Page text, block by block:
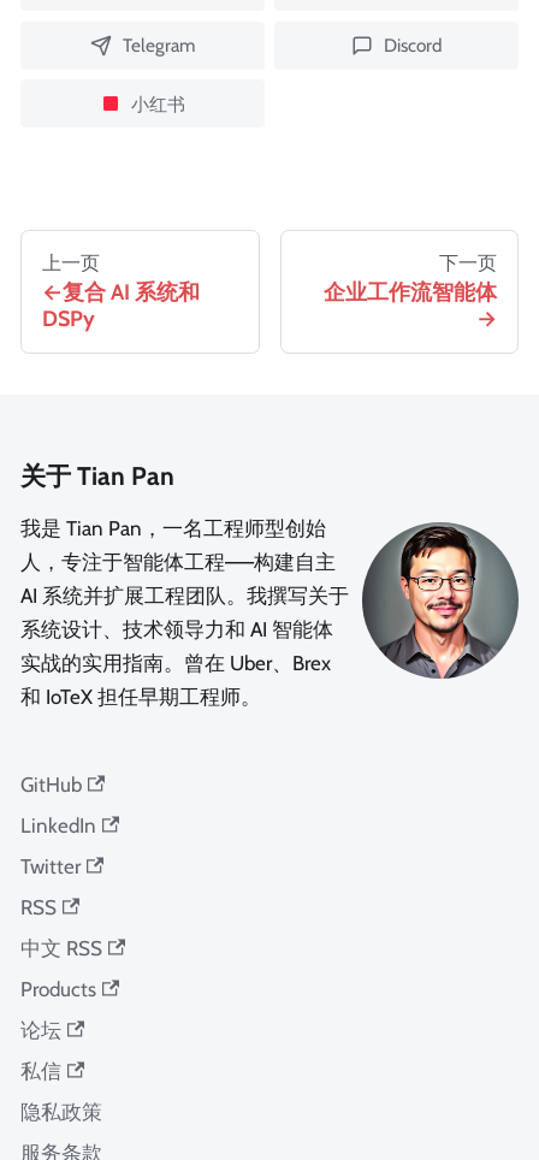
Telegram Discord
小红书
上一页
复合 AI 系统和
DSPy
下一页
企业工作流智能体
关于 Tian Pan
我是 Tian Pan，一名工程师型创始
人，专注于智能体工程——构建自主
AI 系统并扩展工程团队。我撰写关于
系统设计、技术领导力和 AI 智能体
实战的实用指南。曾在 Uber、Brex
和 IoTeX 担任早期工程师。
GitHub
LinkedIn
Twitter
RSS
中文 RSS
Products
论坛
私信
隐私政策
服务条款